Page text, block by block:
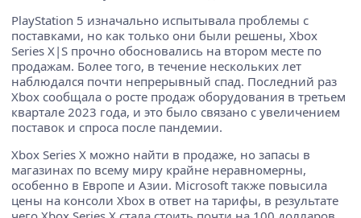
PlayStation 5 изначально испытывала проблемы с
поставками, но как только они были решены, Xbox
Series X|S прочно обосновались на втором месте по
продажам. Более того, в течение нескольких лет
наблюдался почти непрерывный спад. Последний раз
Xbox сообщала о росте продаж оборудования в третьем
квартале 2023 года, и это было связано с увеличением
поставок и спроса после пандемии.
Xbox Series X можно найти в продаже, но запасы в
магазинах по всему миру крайне неравномерны,
особенно в Европе и Азии. Microsoft также повысила
цены на консоли Xbox в ответ на тарифы, в результате